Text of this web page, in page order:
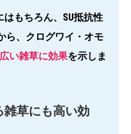
もちろん、SU抵抗性
ら、クログワイ・オモ
い雑草に効果を示しま
雑草にも高い効